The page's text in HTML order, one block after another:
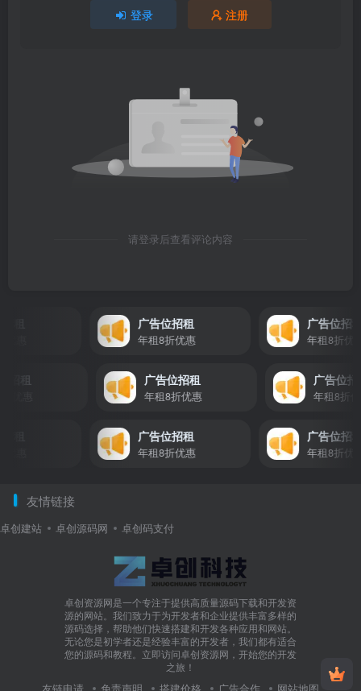
登录 注册
请登录后查看评论内容
广告位招租
年租8折优惠
广告位招租
年租8折优惠
位招租 广告位招租
年租8折优惠
广告位
年租8
广告位招租
年租8折优惠
广告位招租
年租8折优惠
友情链接
卓创建站 卓创源码网 卓创码支付
卓创资源网是一个专注于提供高质量源码下载和开发资
源的网站。我们致力于为开发者和企业提供丰富多样的
源码选择，帮助他们快速搭建和开发各种应用和网站。
无论您是初学者还是经验丰富的开发者，我们都有适合
您的源码和教程。立即访问卓创资源网，开始您的开发
之旅！
友链申请 免责声明 搭建价格 广告合作 网站地图